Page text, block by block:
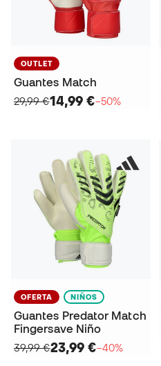
OUTLET
Guantes Match
29,99 €14,99 €−50%
OFERTA NIÑOS
Guantes Predator Match
Fingersave Niño
39,99 €23,99 €−40%